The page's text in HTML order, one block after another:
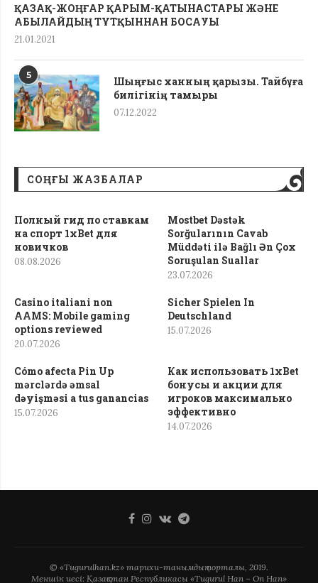
ҚАЗАҚ-ЖОҢҒАР ҚАРЫМ-ҚАТЫНАСТАРЫ ЖӘНЕ
АБЫЛАЙДЫҢ ТҰТҚЫННАН БОСАУЫ
21.01.2021
5
Шыңғыс ханның қарызы. Тайбұға
билігінің тамыры
07.12.2022
СОҢҒЫ ЖАЗБАЛАР
Полный гид по ставкам
на спорт 1xBet для
новичков
08.08.2026
Mostbet Dəstək
Sorğularının Cavab
Müddəti ilə Bağlı Ən Çox
Soruşulan Suallar
23.07.2026
Casino italiani non
AAMS: Mobile gaming
options reviewed
20.07.2026
Sicher Spielen In
Deutschland
15.07.2026
Cómo afecta Pin Up
mərclərdə əmsal
dəyişməsi a tus ganancias
15.07.2026
Как использовать 1xBet
бонусы и акции для
игроков максимально
эффективно
14.07.2026
© «Tugurulhan.kz» тарихи-танымдық порталы, 2019.
Меншік иесі: Қазақстан Республикасы «Tugurul Han – On Han»